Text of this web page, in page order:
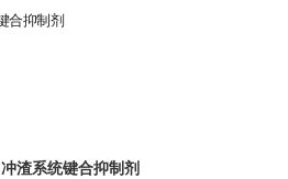
冲渣系统键合抑制剂